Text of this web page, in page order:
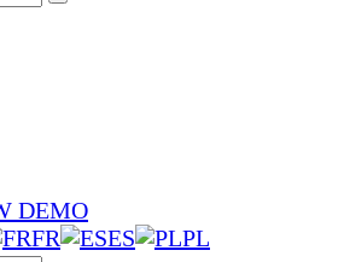
DEMO
FR ES PL